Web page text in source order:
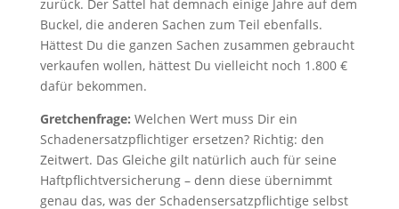
zurück. Der Sattel hat demnach einige Jahre auf dem
Buckel, die anderen Sachen zum Teil ebenfalls.
Hättest Du die ganzen Sachen zusammen gebraucht
verkaufen wollen, hättest Du vielleicht noch 1.800 €
dafür bekommen.
Gretchenfrage: Welchen Wert muss Dir ein
Schadenersatzpflichtiger ersetzen? Richtig: den
Zeitwert. Das Gleiche gilt natürlich auch für seine
Haftpflichtversicherung – denn diese übernimmt
genau das, was der Schadensersatzpflichtige selbst